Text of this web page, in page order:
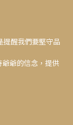
提醒我們要堅守品
爺的信念，提供